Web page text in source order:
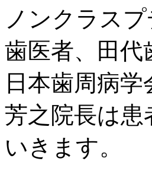
ノンクラス
歯医者、田代
日本歯周病
芳之院長は
いきます。